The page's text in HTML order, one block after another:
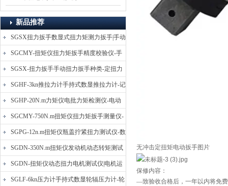
新品推荐
SGSX扭力扳手数显式扭力矩测力扳手|手动
定扭矩检测扳手
SGCMY-扭矩仪扭力矩扳手精度校验仪-手
动扳子扭矩校准仪
SGSX-扭力扳手手动扭力扳手种类-定扭力
矩检测扳手价格
SGHF-3kn推拉力计手持式数显推拉力计-记
忆数据拉压力测力计
SGHP-20N.m力矩仪电批力矩检测仪-电动
螺丝批扭力矩测试仪
SGCMY-750N.m扭矩仪扭力矩扳手测量仪-
校准扳手扭力精度测试仪
SGPG-12n.m扭矩仪瓶盖拧紧扭力测试仪-数
显式瓶盖扭力矩仪
SGDN-350N.m扭矩仪发动机动态转矩测试
仪-动态电机扭矩测量仪
SGDN-扭矩仪动态扭力电机测试仪|电机运
转摩擦力扭矩仪
SGLF-6kn压力计手持式数显轮辐压力计-轮
无冲击定扭矩电动扳手图片
保修内容：
—致验收合格后，一年以内将免